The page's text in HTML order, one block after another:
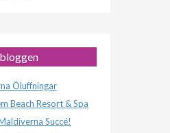
Öluffningar
Beach Resort & Spa
Succé!